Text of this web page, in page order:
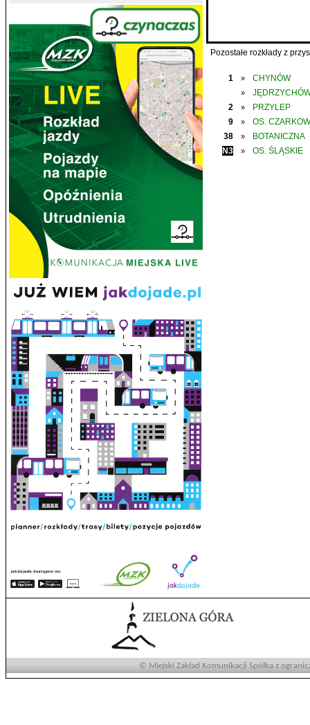
Pozostałe rozkłady z
1 » CHYNÓW
»
2
»
PRZYLEP
9
»
OS.
38
»
BOTANICZNA
N3
» OS. ŚLĄSKIE
© Miejski Zakład Komunikacji Spółka z